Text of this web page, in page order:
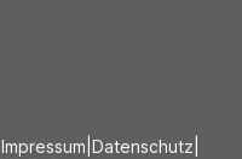
Impressum Datenschutz